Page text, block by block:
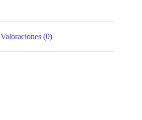
Valoraciones (0)